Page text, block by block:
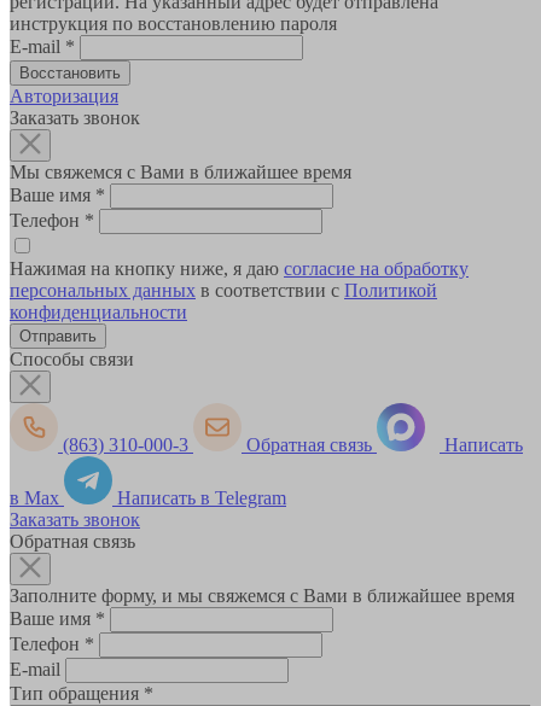
инструкция по восстановлению пароля
E-mail *
Авторизация
Заказать звонок
Мы свяжемся с Вами в ближайшее время
Ваше имя *
Телефон *
Нажимая на кнопку ниже, я даю согласие на обработку
персональных данных в соответствии с Политикой
конфиденциальности
Способы связи
(863) 310-000-3 Обратная связь Написать
в Max
Написать в Telegram
Заказать звонок
Обратная связь
Заполните форму, и мы свяжемся с Вами в ближайшее время
Ваше имя *
Телефон *
E-mail
Тип обращения *